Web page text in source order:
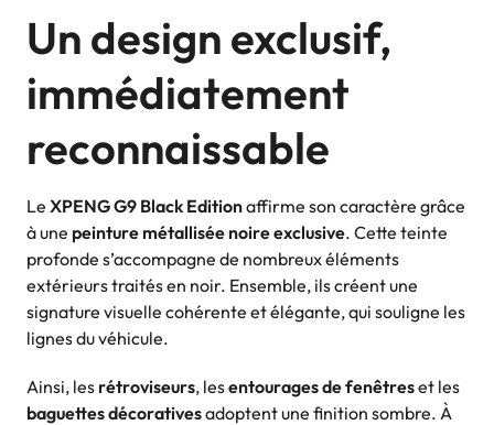
Un design exclusif,
immédiatement
reconnaissable
Le XPENG G9 Black Editionaffirme son caractère grâce
à une peinture métallisée noire exclusive. Cette teinte
profonde s’accompagne de nombreux éléments
extérieurs traités en noir. Ensemble, ils créent une
signature visuelle cohérente et élégante, qui souligne les
lignes du véhicule.
Ainsi, les rétroviseurs, lesentourages de fenêtreset les
baguettes décorativesadoptent une finition sombre. À